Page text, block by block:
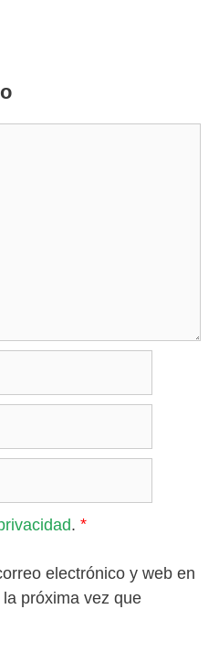
. *
electrónico y web en
próxima vez que